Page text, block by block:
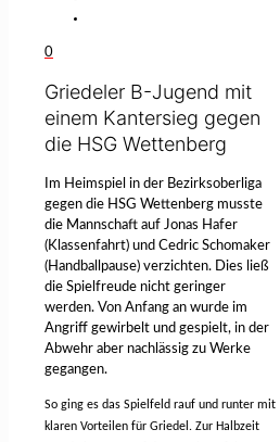
0
Griedeler B-Jugend mit
einem Kantersieg gegen
die HSG Wettenberg
Im Heimspiel in der Bezirksoberliga
gegen die HSG Wettenberg musste
die Mannschaft auf Jonas Hafer
(Klassenfahrt) und Cedric Schomaker
(Handballpause) verzichten. Dies ließ
die Spielfreude nicht geringer
werden. Von Anfang an wurde im
Angriff gewirbelt und gespielt, in der
Abwehr aber nachlässig zu Werke
gegangen.
So ging es das Spielfeld rauf und runter mit
klaren Vorteilen für Griedel. Zur Halbzeit